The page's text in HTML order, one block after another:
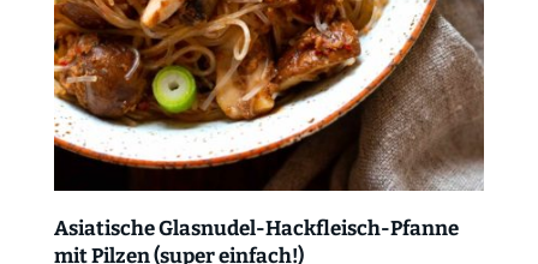
Asiatische Glasnudel-Hackfleisch-Pfanne
mit Pilzen (super einfach!)